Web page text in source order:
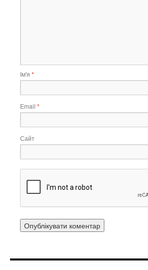
Ім'я *
Email *
Сайт